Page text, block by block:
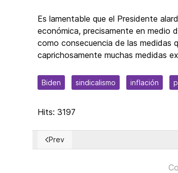
Es lamentable que el Presidente
económica, precisamente en medio
como consecuencia de las medidas
caprichosamente muchas medidas
Biden sindicalismo inflación
Hits: 3197
Previous article: Communauté
Prev